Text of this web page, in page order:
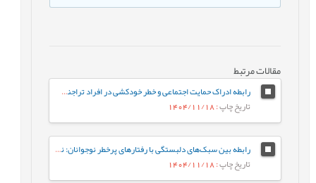
مقالات مرتبط
رابطه ادراک حمایت اجتماعی و خطر خودکشی در افراد تراجنسیتی: نقش میانجی‌گر افسردگی
تاریخ چاپ: 1404/11/18
رابطه بین سبک‌های دلبستگی با رفتارهای پرخطر نوجوانان: نقش میانجی تنظیم شناختی هیجان در نوجوانان
تاریخ چاپ: 1404/11/18